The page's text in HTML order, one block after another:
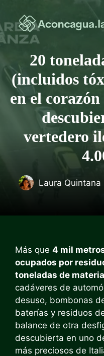
contenido
20
(incluidos
en el
vertedero
Laura Quintana
Más que 4 mil
ocupados por
toneladas de
cadáveres de
desuso, bombonas
baterías y residuos
balance de otra
descubierta en uno
más preciosos de